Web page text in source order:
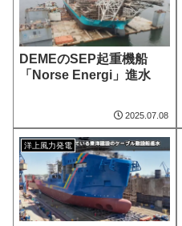
DEMEのSEP起重機船
「Norse Energi」進水
2025.07.08
洋上風力発電